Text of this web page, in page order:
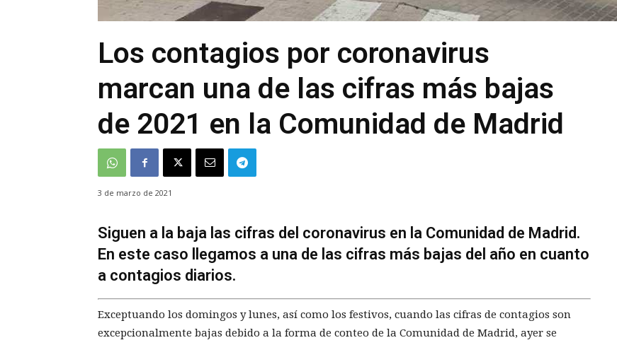
Los contagios por coronavirus
marcan una de las cifras más bajas
de 2021 en la Comunidad de Madrid
3 de marzo de 2021
Siguen a la baja las cifras del coronavirus en la Comunidad de Madrid.
En este caso llegamos a una de las cifras más bajas del año en cuanto
a contagios diarios.
Exceptuando los domingos y lunes, así como los festivos, cuando las cifras de contagios son
excepcionalmente bajas debido a la forma de conteo de la Comunidad de Madrid, ayer se